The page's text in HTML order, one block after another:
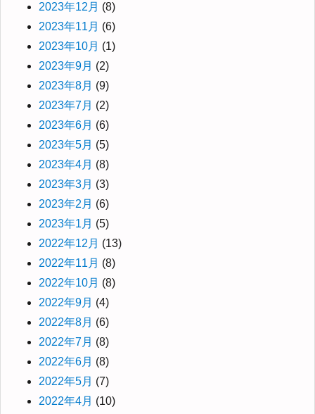
2023年12月 (8)
2023年11月 (6)
2023年10月 (1)
2023年9月 (2)
2023年8月 (9)
2023年7月 (2)
2023年6月 (6)
2023年5月 (5)
2023年4月 (8)
2023年3月 (3)
2023年2月 (6)
2023年1月 (5)
2022年12月 (13)
2022年11月 (8)
2022年10月 (8)
2022年9月 (4)
2022年8月 (6)
2022年7月 (8)
2022年6月 (8)
2022年5月 (7)
2022年4月 (10)